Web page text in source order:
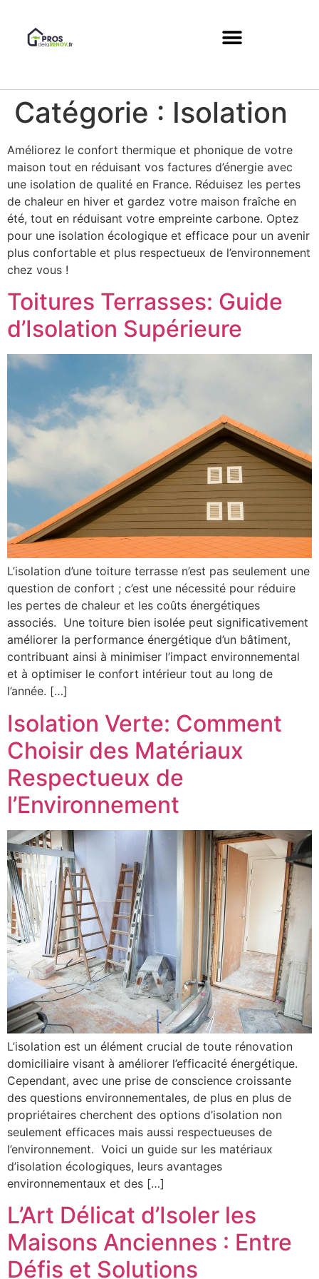
Catégorie : Isolation
Améliorez le confort thermique et phonique de votre
maison tout en réduisant vos factures d’énergie avec
une isolation de qualité en France. Réduisez les pertes
de chaleur en hiver et gardez votre maison fraîche en
été, tout en réduisant votre empreinte carbone. Optez
pour une isolation écologique et efficace pour un avenir
plus confortable et plus respectueux de l’environnement
chez vous !
Toitures Terrasses: Guide
d’Isolation Supérieure
L’isolation d’une toiture terrasse n’est pas seulement une
question de confort ; c’est une nécessité pour réduire
les pertes de chaleur et les coûts énergétiques
associés. Une toiture bien isolée peut significativement
améliorer la performance énergétique d’un bâtiment,
contribuant ainsi à minimiser l’impact environnemental
et à optimiser le confort intérieur tout au long de
l’année. […]
Isolation Verte: Comment
Choisir des Matériaux
Respectueux de
l’Environnement
L’isolation est un élément crucial de toute rénovation
domiciliaire visant à améliorer l’efficacité énergétique.
Cependant, avec une prise de conscience croissante
des questions environnementales, de plus en plus de
propriétaires cherchent des options d’isolation non
seulement efficaces mais aussi respectueuses de
l’environnement. Voici un guide sur les matériaux
d’isolation écologiques, leurs avantages
environnementaux et des […]
L’Art Délicat d’Isoler les
Maisons Anciennes : Entre
Défis et Solutions